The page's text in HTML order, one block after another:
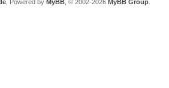
, Powered by MyBB , © 2002-2026 MyBB Group